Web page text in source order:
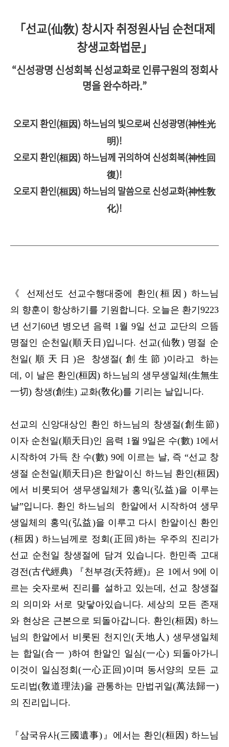
「선교(仙敎) 창시자 취정원사님 순천대제
창생교화법문」
“신성광명 신성회복 신성교화로 인류구원의 정회사
명을 완수하라.”
오로지 환인(桓因) 하느님의 빛으로써 신성광명(神性光
明)!
오로지 환인(桓因) 하느님께 귀의하여 신성회복(神性回
復)!
오로지 환인(桓因) 하느님의 말씀으로 신성교화(神性敎
化)!
《 선제선도 선교수행대중에 환인(桓因) 하느님
의 향훈이 항상하기를 기원합니다. 오늘은 환기9223
년 선기60년 병오년 음력 1월 9일 선교 교단의 으뜸
명절인 순천일(順天日)입니다. 선교(仙敎) 명절 순
천일(順天日)은 창생절(創生節)이라고 하는
데, 이 날은 환인(桓因) 하느님의 생무생일체(生無生
一切) 창생(創生) 교화(敎化)를 기리는 날입니다.
선교의 신앙대상인 환인 하느님의 창생절(創生節)
이자 순천일(順天日)인 음력 1월 9일은 수(數) 1에서
시작하여 가득 찬 수(數) 9에 이르는 날, 즉 “선교 창
생절 순천일(順天日)은 한알이신 하느님 환인(桓因)
에서 비롯되어 생무생일체가 홍익(弘益)을 이루는
날”입니다. 환인 하느님의 한알에서 시작하여 생무
생일체의 홍익(弘益)을 이루고 다시 한알이신 환인
(桓因) 하느님께로 정회(正回)하는 우주의 진리가
선교 순천일 창생절에 담겨 있습니다. 한민족 고대
경전(古代經典) 『천부경(天符經)』은 1에서 9에 이
르는 숫자로써 진리를 설하고 있는데, 선교 창생절
의 의미와 서로 맞닿아있습니다. 세상의 모든 존재
와 현상은 근본으로 되돌아갑니다. 환인(桓因) 하느
님의 한알에서 비롯된 천지인(天地人) 생무생일체
는 합일(合一 )하여 한알인 일심(一心) 되돌아가니
이것이 일심정회(一心正回)이며 동서양의 모든 교
도리법(敎道理法)을 관통하는 만법귀일(萬法歸一)
의 진리입니다.
『삼국유사(三國遺事)』에서는 환인(桓因) 하느님